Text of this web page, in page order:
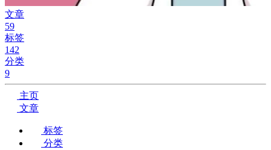
文章
59
标签
142
分类
9
主页
文章
标签
分类